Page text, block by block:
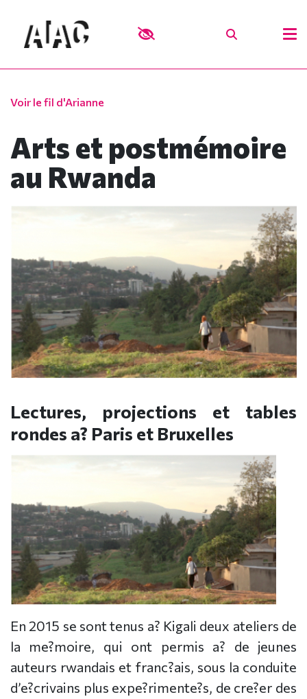
Voir le fil d'Arianne
Arts et postmémoire
au Rwanda
Lectures, projections et tables
rondes a? Paris et Bruxelles
En 2015 se sont tenus a? Kigali deux ateliers de
la me?moire, qui ont permis a? de jeunes
auteurs rwandais et franc?ais, sous la conduite
d’e?crivains plus expe?rimente?s, de cre?er des